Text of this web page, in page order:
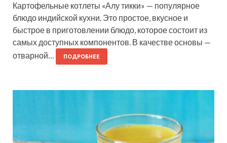
Картофельные котлеты «Алу тикки» — популярное
блюдо индийской кухни. Это простое, вкусное и
быстрое в приготовлении блюдо, которое состоит из
самых доступных компонентов. В качестве основы —
отварной…
ПОДРОБНЕЕ